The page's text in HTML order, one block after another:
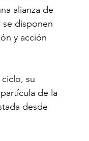
alianza de
disponen
y acción
su
de la
desde